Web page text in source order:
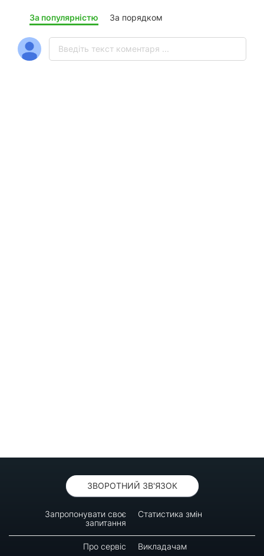
За популярністю За порядком
ЗВОРОТНИЙ ЗВ'ЯЗОК
Запропонувати своє
запитання
Статистика змін
Про сервіс
Викладачам